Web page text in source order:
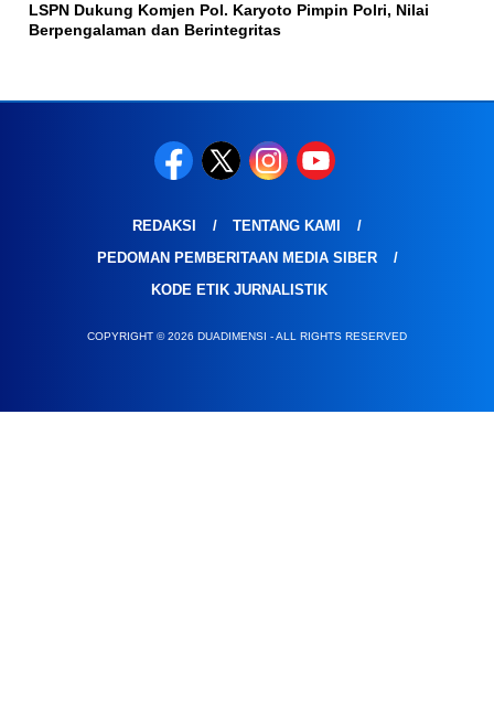
LSPN Dukung Komjen Pol. Karyoto Pimpin Polri, Nilai
Berpengalaman dan Berintegritas
REDAKSI
TENTANG KAMI
PEDOMAN PEMBERITAAN MEDIA SIBER
KODE ETIK JURNALISTIK
COPYRIGHT © 2026 DUADIMENSI - ALL RIGHTS RESERVED